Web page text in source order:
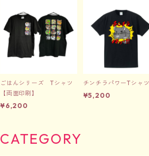
ごはんシリーズ Tシャツ
【両面印刷】
¥6,200
チンチラパワーTシャツ
¥5,200
CATEGORY